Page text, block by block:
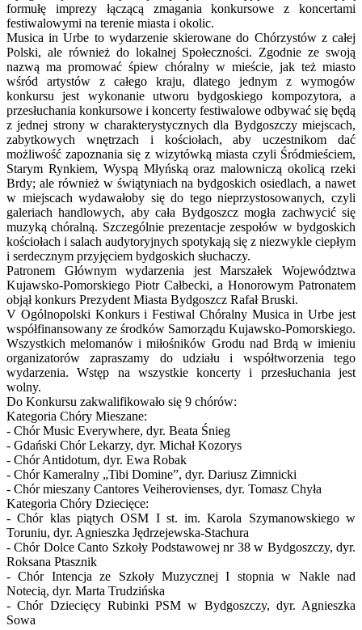
formułę imprezy łączącą zmagania konkursowe z koncertami
festiwalowymi na terenie miasta i okolic.
Musica in Urbe to wydarzenie skierowane do Chórzystów z całej
Polski, ale również do lokalnej Społeczności. Zgodnie ze swoją
nazwą ma promować śpiew chóralny w mieście, jak też miasto
wśród artystów z całego kraju, dlatego jednym z wymogów
konkursu jest wykonanie utworu bydgoskiego kompozytora, a
przesłuchania konkursowe i koncerty festiwalowe odbywać się będą
z jednej strony w charakterystycznych dla Bydgoszczy miejscach,
zabytkowych wnętrzach i kościołach, aby uczestnikom dać
możliwość zapoznania się z wizytówką miasta czyli Śródmieściem,
Starym Rynkiem, Wyspą Młyńską oraz malowniczą okolicą rzeki
Brdy; ale również w świątyniach na bydgoskich osiedlach, a nawet
w miejscach wydawałoby się do tego nieprzystosowanych, czyli
galeriach handlowych, aby cała Bydgoszcz mogła zachwycić się
muzyką chóralną. Szczególnie prezentacje zespołów w bydgoskich
kościołach i salach audytoryjnych spotykają się z niezwykle ciepłym
i serdecznym przyjęciem bydgoskich słuchaczy.
Patronem Głównym wydarzenia jest Marszałek Województwa
Kujawsko-Pomorskiego Piotr Całbecki, a Honorowym Patronatem
objął konkurs Prezydent Miasta Bydgoszcz Rafał Bruski.
V Ogólnopolski Konkurs i Festiwal Chóralny Musica in Urbe jest
współfinansowany ze środków Samorządu Kujawsko-Pomorskiego.
Wszystkich melomanów i miłośników Grodu nad Brdą w imieniu
organizatorów zapraszamy do udziału i współtworzenia tego
wydarzenia. Wstęp na wszystkie koncerty i przesłuchania jest
wolny.
Do Konkursu zakwalifikowało się 9 chórów:
Kategoria Chóry Mieszane:
- Chór Music Everywhere, dyr. Beata Śnieg
- Gdański Chór Lekarzy, dyr. Michał Kozorys
- Chór Antidotum, dyr. Ewa Robak
- Chór Kameralny „Tibi Domine”, dyr. Dariusz Zimnicki
- Chór mieszany Cantores Veiherovienses, dyr. Tomasz Chyła
Kategoria Chóry Dziecięce:
- Chór klas piątych OSM I st. im. Karola Szymanowskiego w
Toruniu, dyr. Agnieszka Jędrzejewska-Stachura
- Chór Dolce Canto Szkoły Podstawowej nr 38 w Bydgoszczy, dyr.
Roksana Ptasznik
- Chór Intencja ze Szkoły Muzycznej I stopnia w Nakle nad
Notecią, dyr. Marta Trudzińska
- Chór Dziecięcy Rubinki PSM w Bydgoszczy, dyr. Agnieszka
Sowa